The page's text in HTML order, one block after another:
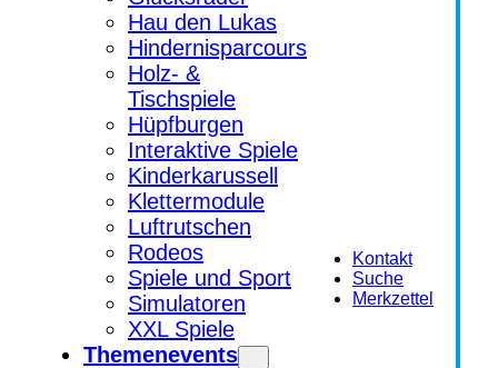
Hau den Lukas
Hindernisparcours
Holz- &
Tischspiele
Hüpfburgen
Interaktive Spiele
Kinderkarussell
Klettermodule
Luftrutschen
Rodeos
Spiele und Sport
Simulatoren
XXL Spiele
Themenevents
Kontakt
Suche
Merkzettel